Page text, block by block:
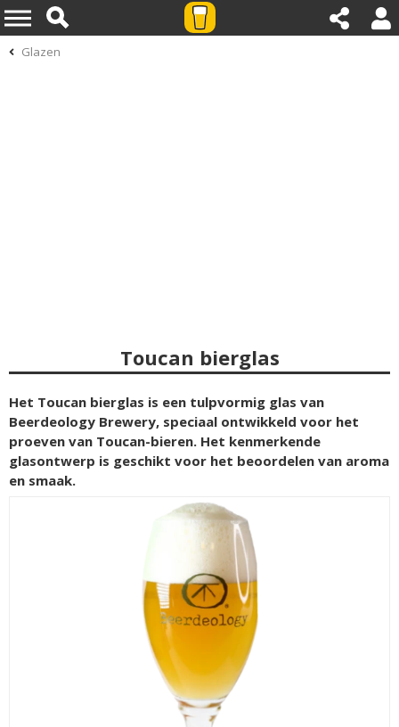
Glazen
Toucan bierglas
Het Toucan bierglas is een tulpvormig glas van
Beerdeology Brewery, speciaal ontwikkeld voor het
proeven van Toucan-bieren. Het kenmerkende
glasontwerp is geschikt voor het beoordelen van aroma
en smaak.